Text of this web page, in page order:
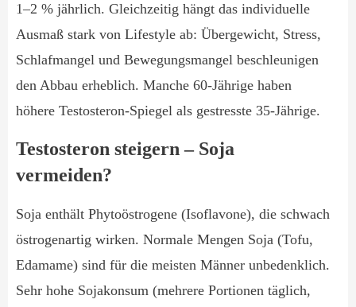
1–2 % jährlich. Gleichzeitig hängt das individuelle
Ausmaß stark von Lifestyle ab: Übergewicht, Stress,
Schlafmangel und Bewegungsmangel beschleunigen
den Abbau erheblich. Manche 60-Jährige haben
höhere Testosteron-Spiegel als gestresste 35-Jährige.
Testosteron steigern – Soja
vermeiden?
Soja enthält Phytoöstrogene (Isoflavone), die schwach
östrogenartig wirken. Normale Mengen Soja (Tofu,
Edamame) sind für die meisten Männer unbedenklich.
Sehr hohe Sojakonsum (mehrere Portionen täglich,